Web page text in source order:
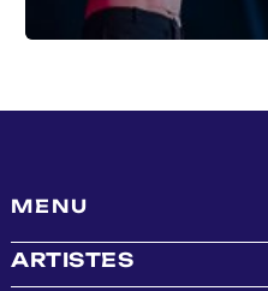
MENU
ARTISTES